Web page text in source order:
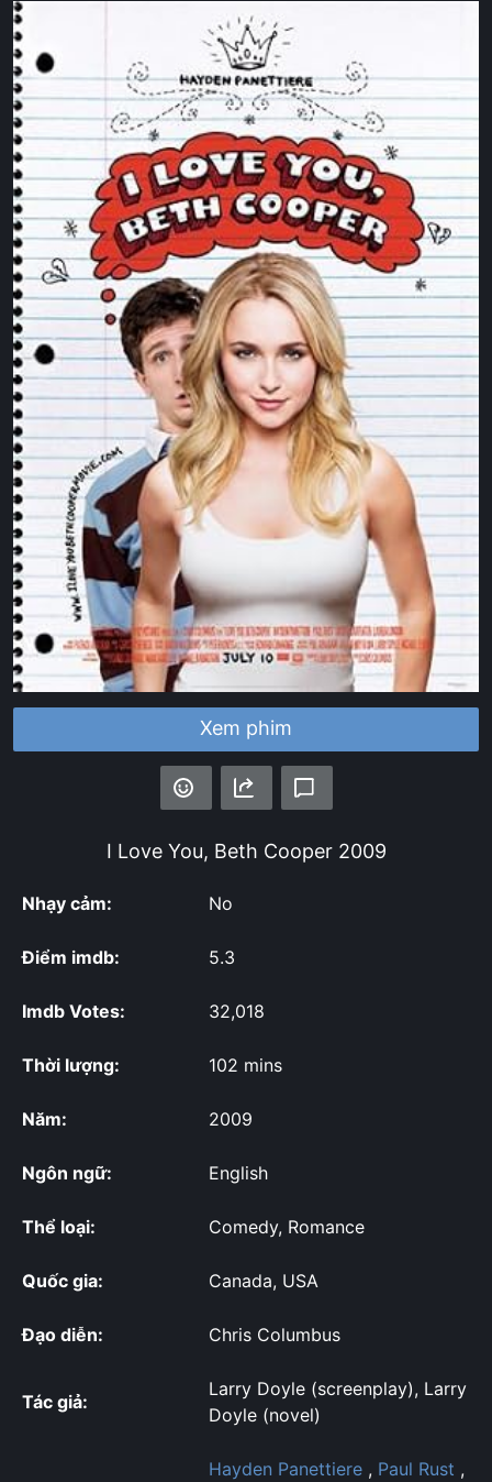
Xem phim
I Love You, Beth Cooper2009
Nhạy cảm: No
Điểm imdb: 5.3
Imdb Votes: 32,018
Thời lượng: 102 mins
Năm: 2009
Ngôn ngữ: English
Thể loại: Comedy, Romance
Quốc gia: Canada, USA
Đạo diễn: Chris Columbus
Tác giả:
Larry Doyle (screenplay), Larry
Doyle (novel)
Hayden Panettiere , Paul Rust ,